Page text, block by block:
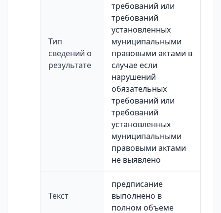
Тип
сведений о
результате
требований или
требований
установленных
муниципальными
правовыми актами в
случае если
нарушений
обязательных
требований или
требований
установленных
муниципальными
правовыми актами
не выявлено
Текст
предписание
выполнено в
полном объеме